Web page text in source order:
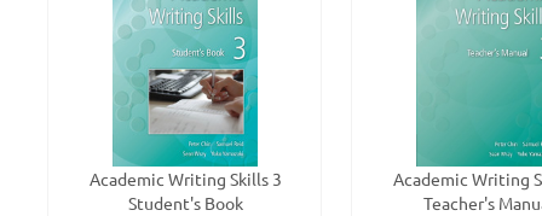
Academic Writing Skills 3
Student's Book
Academic Writing
Teacher's